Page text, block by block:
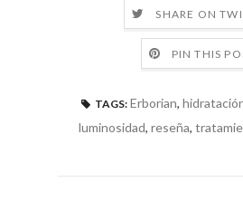
SHARE ON
PIN THIS
TAGS: Erborian,
luminosidad, reseña,